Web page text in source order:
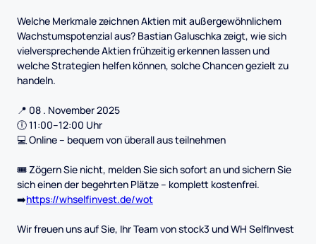
Welche Merkmale zeichnen Aktien mit außergewöhnlichem
Wachstumspotenzial aus? Bastian Galuschka zeigt, wie sich
vielversprechende Aktien frühzeitig erkennen lassen und
welche Strategien helfen können, solche Chancen gezielt zu
handeln.
📍 08 . November 2025
🕕 11:00–12:00 Uhr
💻 Online – bequem von überall aus teilnehmen
🎟 Zögern Sie nicht, melden Sie sich sofort an und sichern Sie
sich einen der begehrten Plätze – komplett kostenfrei.
➡️https://whselfinvest.de/wot
Wir freuen uns auf Sie, Ihr Team von stock3 und WH SelfInvest